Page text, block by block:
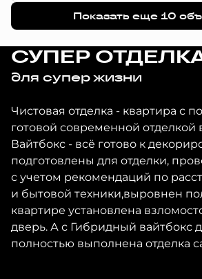
Показать еще 10
СУПЕР
для супер жизни
Чистовая отделка - квартира с
готовой современной отделкой
Вайтбокс - всё готово к
подготовлены для отделки,
с учетом рекомендаций по
и бытовой техники,выровнен
квартире установлена
дверь. А с Гибридный вайтбокс
полностью выполнена отделка